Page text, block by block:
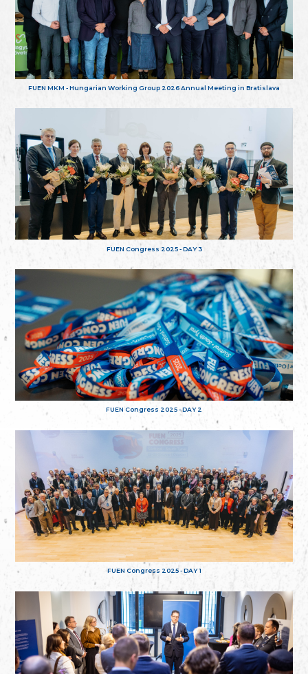
FUEN MKM - Hungarian Working Group 2026 Annual Meeting in Bratislava
FUEN Congress 2025 - DAY 3
FUEN Congress 2025 - DAY 2
FUEN Congress 2025 - DAY 1